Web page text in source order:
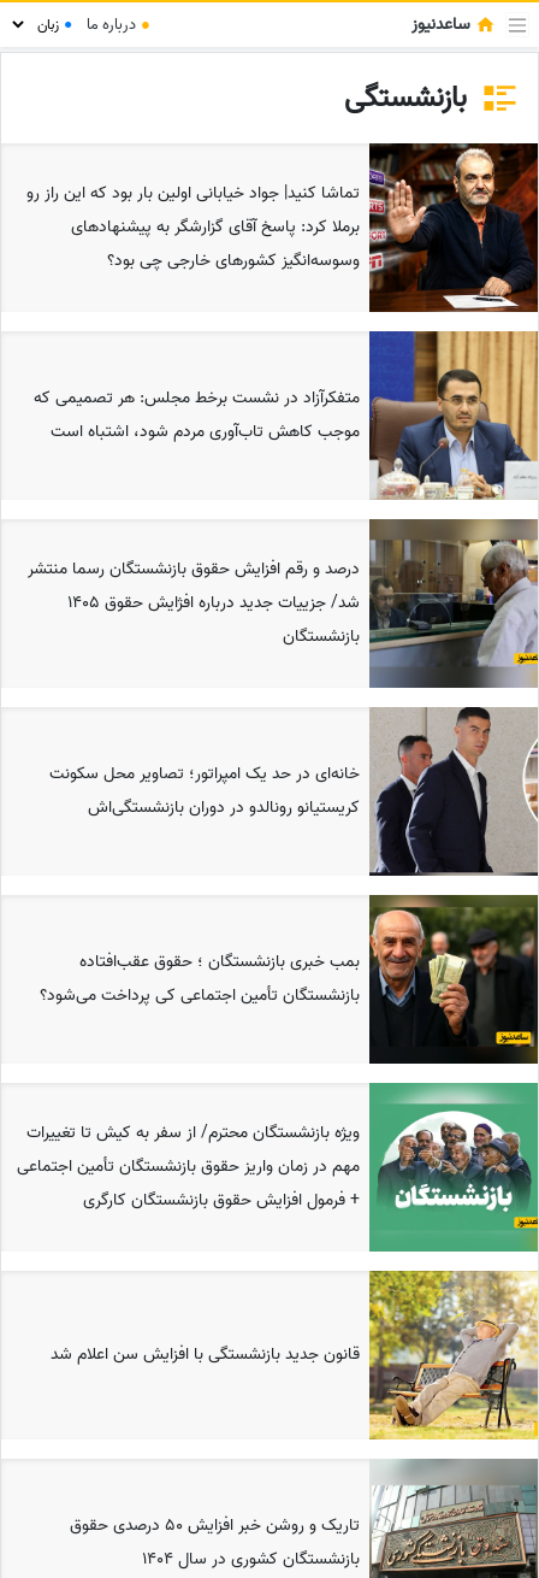
ساعدنیوز ● درباره ما ●
بازنشستگی
تماشا کنید| جواد خیابانی اولین بار بود که این راز رو
برملا کرد: پاسخ آقای گزارشگر به پیشنهادهای
وسوسه‌انگیز کشورهای خارجی چی بود؟
متفکرآزاد در نشست برخط مجلس: هر تصمیمی که
موجب کاهش تاب‌آوری مردم شود، اشتباه است
درصد و رقم افزایش حقوق بازنشستگان رسما منتشر
شد/ جزییات جدید درباره افژایش حقوق 1405
بازنشستگان
خانه‌ای در حد یک امپراتور؛ تصاویر محل سکونت
کریستیانو رونالدو در دوران بازنشستگی‌اش
بمب خبری بازنشستگان ؛ حقوق عقب‌افتاده
بازنشستگان تأمین اجتماعی کی پرداخت می‌شود؟
ویژه بازنشستگان محترم/ از سفر به کیش تا تغییرات
مهم در زمان واریز حقوق بازنشستگان تأمین اجتماعی
+ فرمول افزایش حقوق بازنشستگان کارگری
قانون جدید بازنشستگی با افزایش سن اعلام شد
تاریک و روشن خبر افزایش 50 درصدی حقوق
بازنشستگان کشوری در سال 1404